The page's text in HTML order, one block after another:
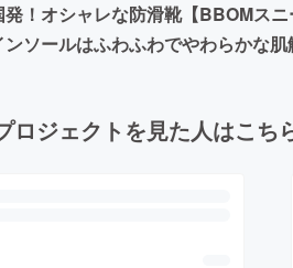
発！オシャレな防滑靴【BBOMス
ンソールはふわふわでやわらかな
ロジェクトを見た人はこち